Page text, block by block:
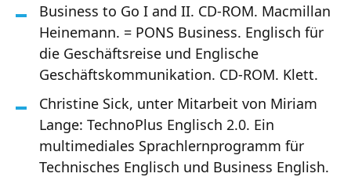
Business to Go I and II. CD-ROM. Macmillan
Heinemann. = PONS Business. Englisch für
die Geschäftsreise und Englische
Geschäftskommunikation. CD-ROM. Klett.
Christine Sick, unter Mitarbeit von Miriam
Lange: TechnoPlus Englisch 2.0. Ein
multimediales Sprachlernprogramm für
Technisches Englisch und Business English.